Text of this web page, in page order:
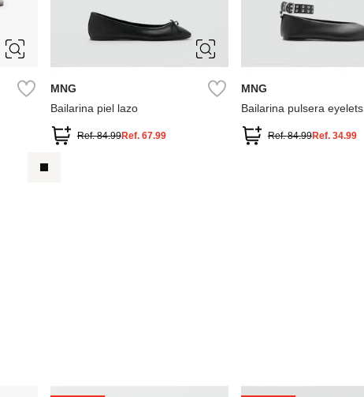
38
39
MNG
Bailarina piel lazo
Ref.84.99Ref. 67.99
MNG
Bailarina pulsera eyelets
Ref.84.99Ref. 34.99